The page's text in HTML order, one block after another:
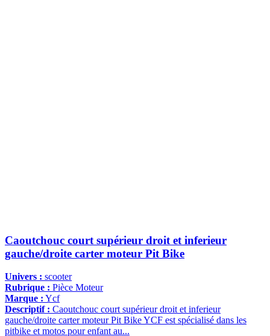
Caoutchouc court supérieur droit et inferieur
gauche/droite carter moteur Pit Bike
Univers : scooter
Rubrique : Pièce Moteur
Marque : Ycf
Descriptif : Caoutchouc court supérieur droit et inferieur
gauche/droite carter moteur Pit Bike YCF est spécialisé dans les
pitbike et motos pour enfant au...